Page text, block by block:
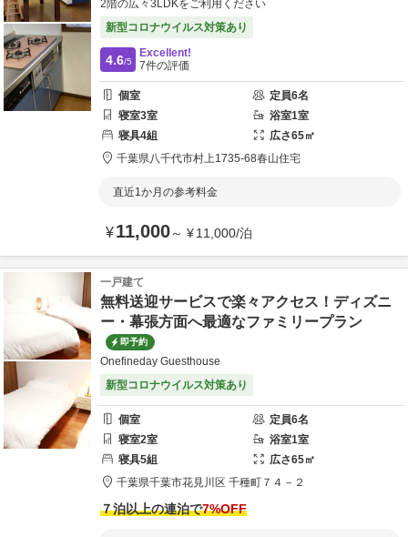
2階の広々3LDKをご利用ください
新型コロナウイルス対策あり
4.6/5
Excellent!
7件の評価
個室 定員6名
寝室3室 浴室1室
寝具4組 広さ65㎡
千葉県八千代市村上1735-68春山住宅
直近1か月の参考料金
¥11,000～ ¥11,000/泊
一戸建て
無料送迎サービスで楽々アクセス！ディズニ
ー・幕張方面へ最適なファミリープラン
即予約
Onefineday Guesthouse
新型コロナウイルス対策あり
個室 定員6名
寝室2室 浴室1室
寝具5組 広さ65㎡
千葉県千葉市花見川区 千種町７４－２
７泊以上の連泊で7%OFF